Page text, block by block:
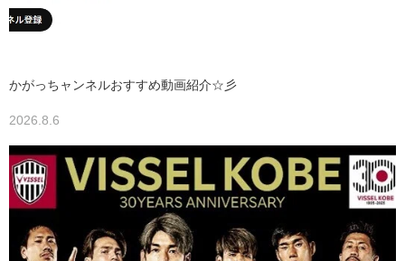
かがっちャンネルおすすめ動画紹介☆彡
2026.8.6